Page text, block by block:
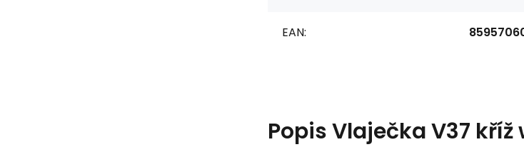
EAN:
PopisVlaječka V37 kříž